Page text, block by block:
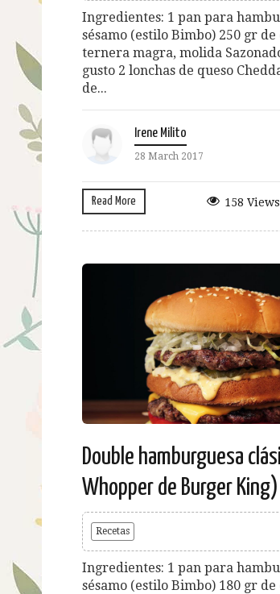
Ingredientes: 1 pan para
sésamo (estilo Bimbo) 250 gr de
ternera magra, molida
gusto 2 lonchas de queso
de...
Irene Milito
28 March 2017
Read More 158 Views
Double hamburguesa
Whopper de Burger King)
Recetas
Ingredientes: 1 pan para
sésamo (estilo Bimbo) 180 gr de